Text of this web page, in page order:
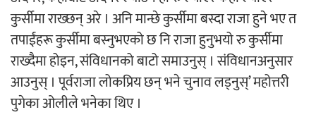
कुर्सीमा राख्छन् अरे । अनि मान्छे कुर्सीमा बस्दा राजा हुने भए त
तपाईंहरू कुर्सीमा बस्नुभएको छ नि राजा हुनुभयो रु कुर्सीमा
राख्दैमा होइन, संविधानको बाटो समाउनुस् । संविधानअनुसार
आउनुस् । पूर्वराजा लोकप्रिय छन् भने चुनाव लड्नुस्’ महोत्तरी
पुगेका ओलीले भनेका थिए ।